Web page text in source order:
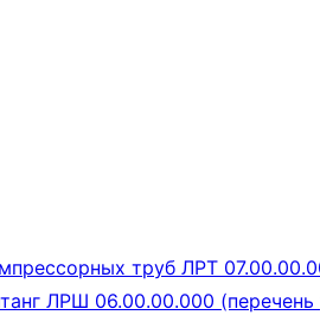
труб ЛРТ
ЛРШ 06.00.00.000 (перечень